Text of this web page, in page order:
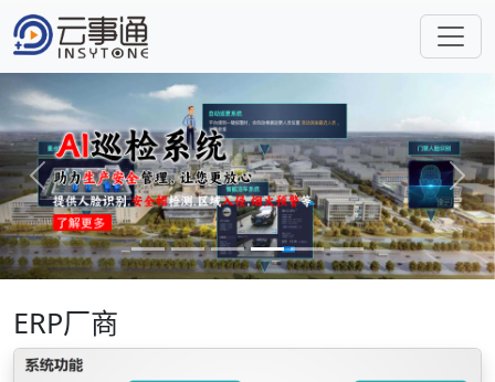
Previous Next
ERP厂商